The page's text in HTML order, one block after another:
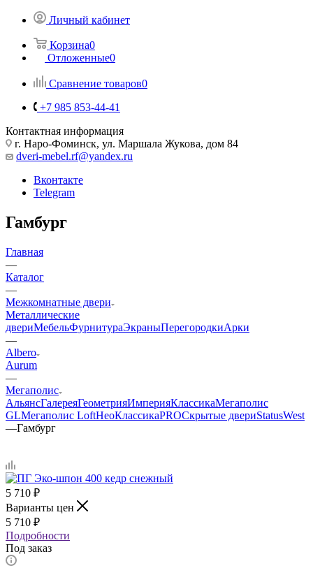
Личный кабинет
Корзина0
Отложенные0
Сравнение товаров0
+7 985 853-44-41
Контактная информация
г. Наро-Фоминск, ул. Маршала Жукова, дом 84
dveri-mebel.rf@yandex.ru
Вконтакте
Telegram
Гамбург
Главная
—
Каталог
—
Межкомнатные двери
Металлические
двериМебельФурнитураЭкраныПерегородкиАрки
—
Albero
Aurum
—
Мегаполис
АльянсГалереяГеометрияИмперияКлассикаМегаполис
GLМегаполис LoftНеоКлассикаPROСкрытые двериStatusWest
—Гамбург
5 710 ₽
Варианты цен
5 710 ₽
Подробности
Под заказ